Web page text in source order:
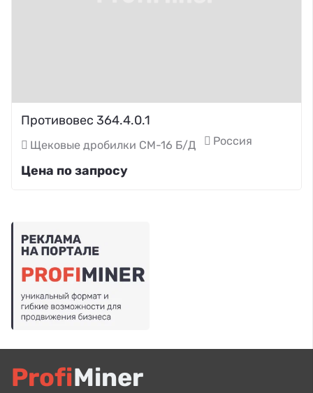
Противовес 364.4.0.1
Щековые дробилки СМ-16 Б/Д Россия
Цена по запросу
ProfiMiner